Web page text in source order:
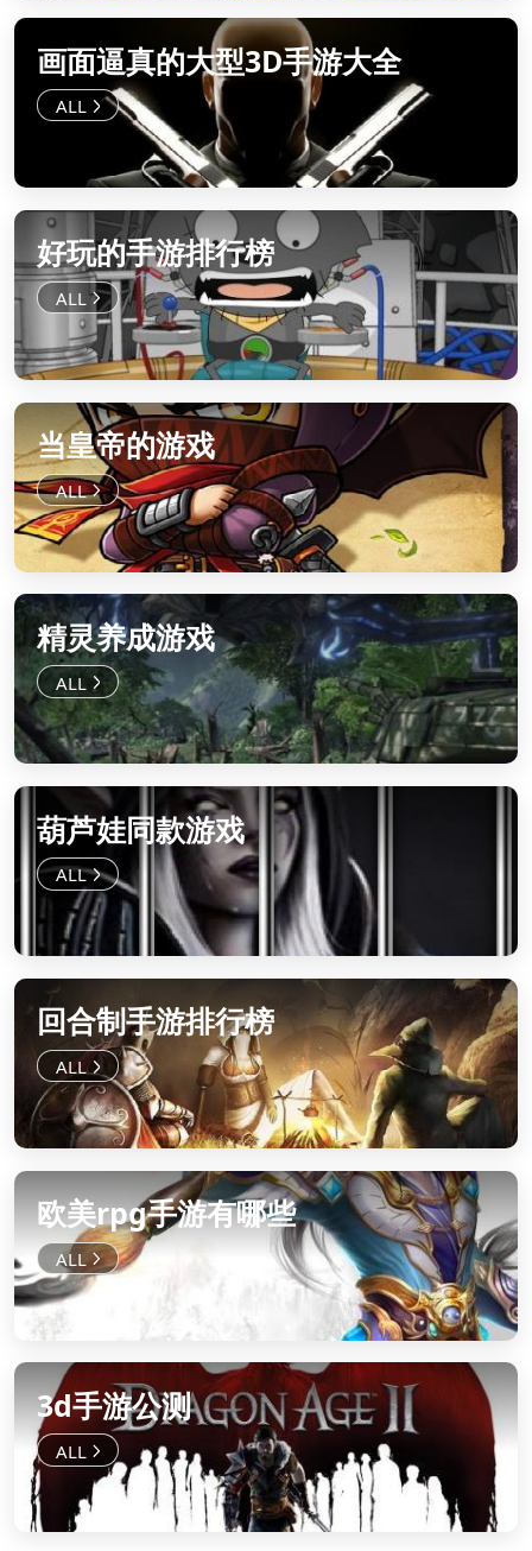
画面逼真的大型3D手游大全
好玩的手游排行榜
当皇帝的游戏
精灵养成游戏
葫芦娃同款游戏
回合制手游排行榜
欧美rpg手游有哪些
3d手游公测